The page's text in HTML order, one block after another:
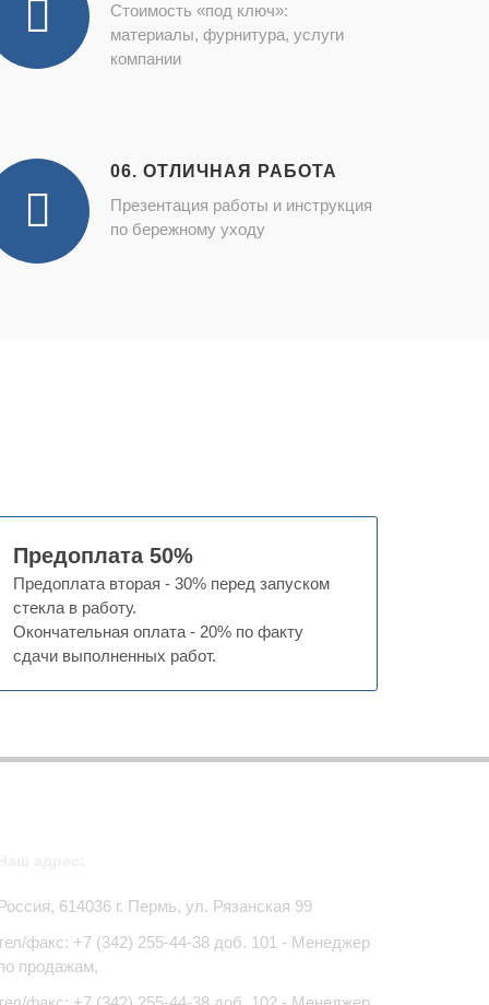
Стоимость «под ключ»:
материалы, фурнитура, услуги
компании
06. ОТЛИЧНАЯ РАБОТА
Презентация работы и инструкция
по бережному уходу
Предоплата 50%
Предоплата вторая - 30% перед запуском
стекла в работу.
Окончательная оплата - 20% по факту
сдачи выполненных работ.
614036г. Пермь, ул. Рязанская 99
факс: +7 (342) 255-44-38доб. 101 - Менеджер
продажам,